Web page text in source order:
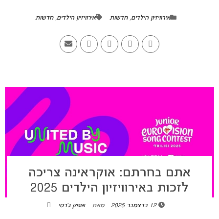
אירוויזיון הילדים,חדשות אירוויזיון הילדים,חדשות
אתם בחרתם: אוקראינה צריכה
לזכות באירוויזיון הילדים 2025
12 בדצמבר 2025 מאת אופק ג'רסי